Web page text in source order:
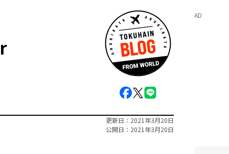
更新日
2021年3月20日
公開日
2021年3月20日
AD